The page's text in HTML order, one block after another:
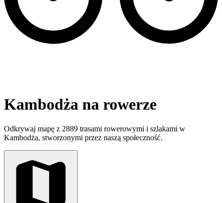
Kambodża na rowerze
Odkrywaj mapę z 2889 trasami rowerowymi i szlakami w
Kambodża, stworzonymi przez naszą społeczność.